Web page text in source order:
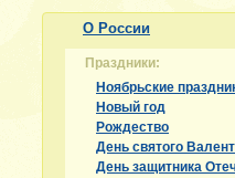
О России
Праздники:
Ноябрьские
Новый год
Рождество
День святого
День защитника